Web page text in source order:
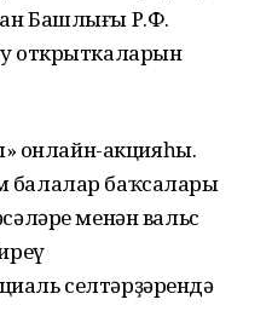
Башлығы Р.Ф.
открыткаларын
онлайн-акцияһы.
баҡсалары
менән вальс
селтәрҙәрендә